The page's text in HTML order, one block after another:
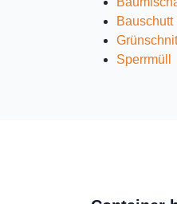
Bauschutt
Sperrmüll